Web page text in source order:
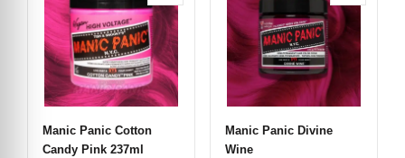
Manic Panic Cotton
Candy Pink 237ml
Manic Panic Divine
Wine